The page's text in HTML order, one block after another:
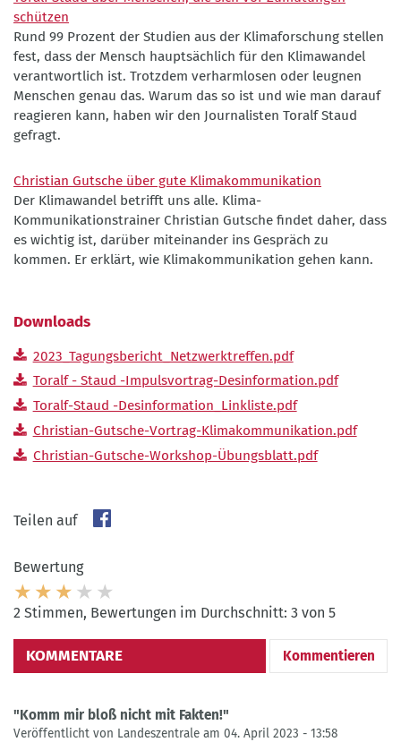
schützen
Rund 99 Prozent der Studien aus der Klimaforschung stellen
fest, dass der Mensch hauptsächlich für den Klimawandel
verantwortlich ist. Trotzdem verharmlosen oder leugnen
Menschen genau das. Warum das so ist und wie man darauf
reagieren kann, haben wir den Journalisten Toralf Staud
gefragt.
Christian Gutsche über gute Klimakommunikation
Der Klimawandel betrifft uns alle. Klima-
Kommunikationstrainer Christian Gutsche findet daher, dass
es wichtig ist, darüber miteinander ins Gespräch zu
kommen. Er erklärt, wie Klimakommunikation gehen kann.
Downloads
2023_Tagungsbericht_Netzwerktreffen.pdf
Toralf - Staud -Impulsvortrag-Desinformation.pdf
Toralf-Staud -Desinformation_Linkliste.pdf
Christian-Gutsche-Vortrag-Klimakommunikation.pdf
Christian-Gutsche-Workshop-Übungsblatt.pdf
Teilen auf
Bewertung
2 Stimmen, Bewertungen im Durchschnitt: 3 von 5
KOMMENTARE Kommentieren
"Komm mir bloß nicht mit Fakten!"
Veröffentlicht von Landeszentrale am 04. April 2023 - 13:58